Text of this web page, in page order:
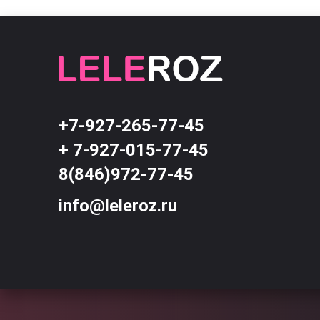
+7-927-265-77-45
+ 7-927-015-77-45
8(846)972-77-45
info@leleroz.ru